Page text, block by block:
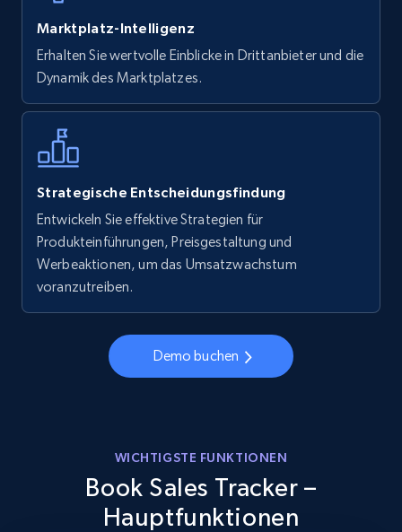
Marktplatz-Intelligenz
Erhalten Sie wertvolle Einblicke in Drittanbieter und die
Dynamik des Marktplatzes.
Strategische Entscheidungsfindung
Entwickeln Sie effektive Strategien für
Produkteinführungen, Preisgestaltung und
Werbeaktionen, um das Umsatzwachstum
voranzutreiben.
Demo buchen
WICHTIGSTE FUNKTIONEN
Book Sales Tracker –
Hauptfunktionen